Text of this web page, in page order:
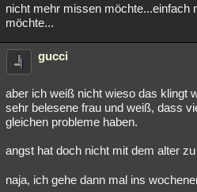
nicht mehr missen möchte...einfach
möchte...
gucci
aber ich weiß nicht wieso das klingt
sehr belesene frau und weiß, dass
gleichen probleme haben.
angst hat doch nicht mit dem alter
naja, ich gehe dann mal ins